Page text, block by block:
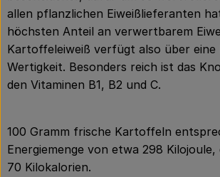
allen pflanzlichen Eiweißlieferanten
höchsten Anteil an verwertbarem
Kartoffeleiweiß verfügt also über eine
Wertigkeit. Besonders reich ist das
den Vitaminen B1, B2 und C.
100 Gramm frische Kartoffeln
Energiemenge von etwa 298
70 Kilokalorien.